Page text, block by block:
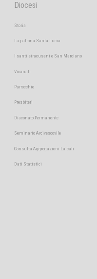
Diocesi
Storia
La patrona Santa Lucia
I santi siracusani e San Marciano
Vicariati
Parrocchie
Presbiteri
Diaconato Permanente
Seminario Arcivescovile
Consulta Aggregazioni Laicali
Dati Statistici